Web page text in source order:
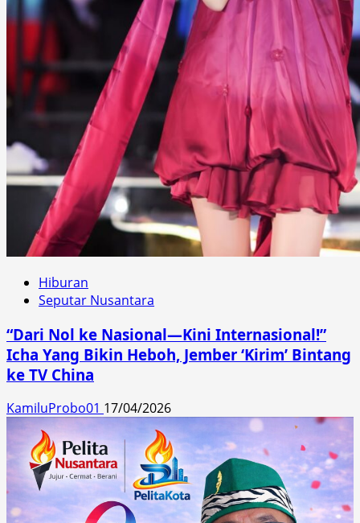
Hiburan
Seputar Nusantara
“Dari Nol ke Nasional—Kini Internasional!”
Icha Yang Bikin Heboh, Jember ‘Kirim’ Bintang
ke TV China
KamiluProbo01 17/04/2026